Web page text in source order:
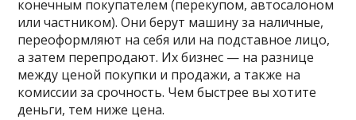
конечным покупателем (перекупом, автосалоном
или частником). Они берут машину за наличные,
переоформляют на себя или на подставное лицо,
а затем перепродают. Их бизнес — на разнице
между ценой покупки и продажи, а также на
комиссии за срочность. Чем быстрее вы хотите
деньги, тем ниже цена.